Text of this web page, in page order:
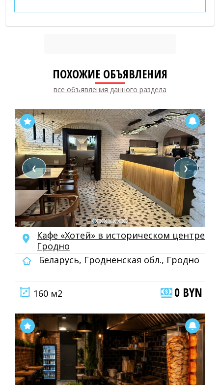
ПОХОЖИЕ ОБЪЯВЛЕНИЯ
все объявления данного раздела
❮ ❯
Кафе «Хотей» в историческом центре
Гродно
Беларусь, Гродненская обл., Гродно
160 м2 0 BYN